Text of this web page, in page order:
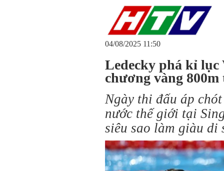
04/08/2025 11:50
Ledecky phá kỉ
chương vàng 800m
Ngày thi đấu áp
nước thế giới tại
siêu sao làm giàu di